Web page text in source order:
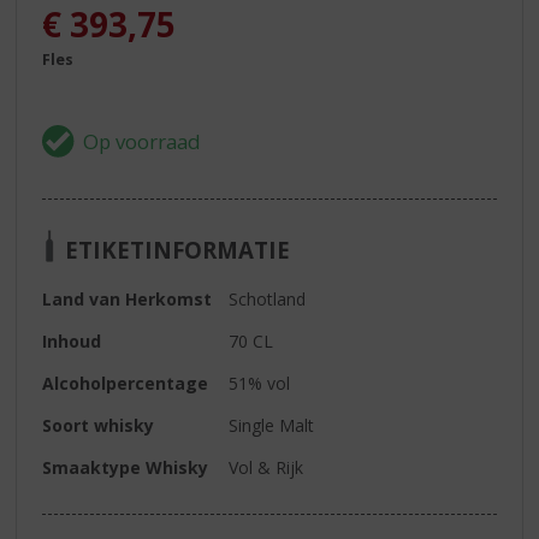
€ 393,75
Fles
ETIKETINFORMATIE
Land van Herkomst
Schotland
Inhoud
70 CL
Alcoholpercentage
51% vol
Soort whisky
Single Malt
Smaaktype Whisky
Vol & Rijk